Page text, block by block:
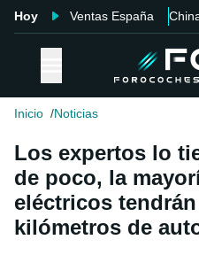
Hoy Ventas España
Inicio Noticias
Los expertos lo
de poco, la
eléctricos
kilómetros de